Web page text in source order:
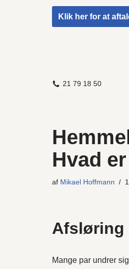
Klik her for at
21 79 18 50
Hvad
af Mikael Hoffmann
Afsløring
Mange par undrer